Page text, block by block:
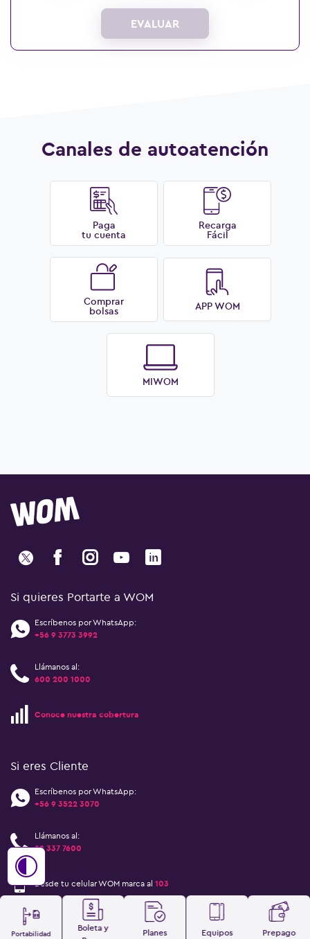
Portabilidad
Boleta y
Planes Equipos Prepago
EVALUAR
Ver más preguntas
Canales de autoatención
Paga
tu cuenta
Recarga
Fácil
Comprar
bolsas APP WOM
MIWOM
Si quieres Portarte a WOM
Escríbenos por WhatsApp:
+56 9 3773 3992
Llámanos al:
600 200 1000
Conoce nuestra cobertura
Si eres Cliente
Escríbenos por WhatsApp:
+56 9 3522 3070
Llámanos al:
22 337 7600
Desde tu celular WOM marca al 103